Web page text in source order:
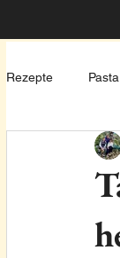
Rezepte
Spezialitäten